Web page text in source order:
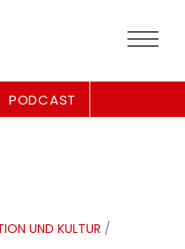
PODCAST
UND KULTUR /